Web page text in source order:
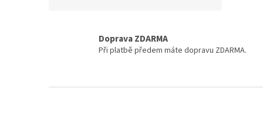
Doprava ZDARMA
Při platbě předem máte dopravu ZDARMA.